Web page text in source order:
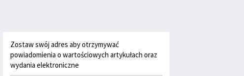
Zostaw swój adres aby otrzymywać
powiadomienia o wartościowych artykułach oraz
wydania elektroniczne